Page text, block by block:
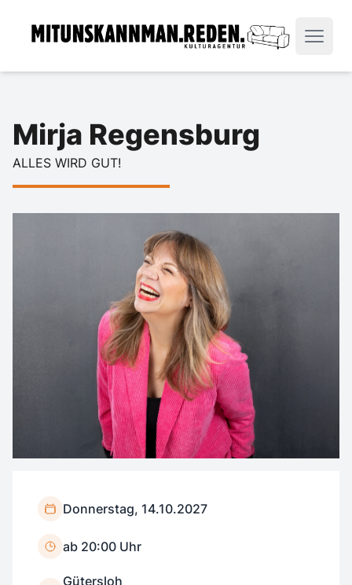
Mirja Regensburg
ALLES WIRD GUT!
Donnerstag, 14.10.2027
ab 20:00 Uhr
Gütersloh